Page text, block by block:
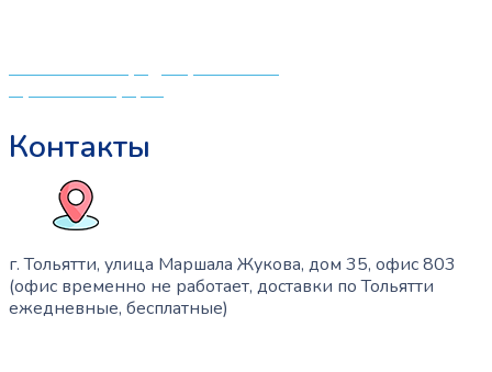
Политика конфиденциальности
Публичная оферта
Контакты
г. Тольятти, улица Маршала Жукова, дом 35, офис 803
(офис временно не работает, доставки по Тольятти
ежедневные, бесплатные)